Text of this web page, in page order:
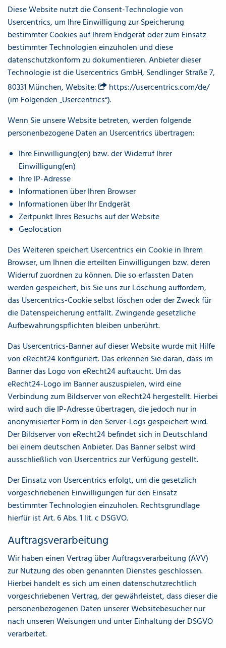
Diese Website nutzt die Consent-Technologie von
Usercentrics, um Ihre Einwilligung zur Speicherung
bestimmter Cookies auf Ihrem Endgerät oder zum Einsatz
bestimmter Technologien einzuholen und diese
datenschutzkonform zu dokumentieren. Anbieter dieser
Technologie ist die Usercentrics GmbH, Sendlinger Straße 7,
80331 München, Website:
https://usercentrics.com/de/
(im Folgenden „Usercentrics“).
Wenn Sie unsere Website betreten, werden folgende
personenbezogene Daten an Usercentrics übertragen:
Ihre Einwilligung(en) bzw. der Widerruf Ihrer
Einwilligung(en)
Ihre IP-Adresse
Informationen über Ihren Browser
Informationen über Ihr Endgerät
Zeitpunkt Ihres Besuchs auf der Website
Geolocation
Des Weiteren speichert Usercentrics ein Cookie in Ihrem
Browser, um Ihnen die erteilten Einwilligungen bzw. deren
Widerruf zuordnen zu können. Die so erfassten Daten
werden gespeichert, bis Sie uns zur Löschung auffordern,
das Usercentrics-Cookie selbst löschen oder der Zweck für
die Datenspeicherung entfällt. Zwingende gesetzliche
Aufbewahrungspflichten bleiben unberührt.
Das Usercentrics-Banner auf dieser Website wurde mit Hilfe
von eRecht24 konfiguriert. Das erkennen Sie daran, dass im
Banner das Logo von eRecht24 auftaucht. Um das
eRecht24-Logo im Banner auszuspielen, wird eine
Verbindung zum Bildserver von eRecht24 hergestellt. Hierbei
wird auch die IP-Adresse übertragen, die jedoch nur in
anonymisierter Form in den Server-Logs gespeichert wird.
Der Bildserver von eRecht24 befindet sich in Deutschland
bei einem deutschen Anbieter. Das Banner selbst wird
ausschließlich von Usercentrics zur Verfügung gestellt.
Der Einsatz von Usercentrics erfolgt, um die gesetzlich
vorgeschriebenen Einwilligungen für den Einsatz
bestimmter Technologien einzuholen. Rechtsgrundlage
hierfür ist Art. 6 Abs. 1 lit. c DSGVO.
Auftragsverarbeitung
Wir haben einen Vertrag über Auftragsverarbeitung (AVV)
zur Nutzung des oben genannten Dienstes geschlossen.
Hierbei handelt es sich um einen datenschutzrechtlich
vorgeschriebenen Vertrag, der gewährleistet, dass dieser die
personenbezogenen Daten unserer Websitebesucher nur
nach unseren Weisungen und unter Einhaltung der DSGVO
verarbeitet.